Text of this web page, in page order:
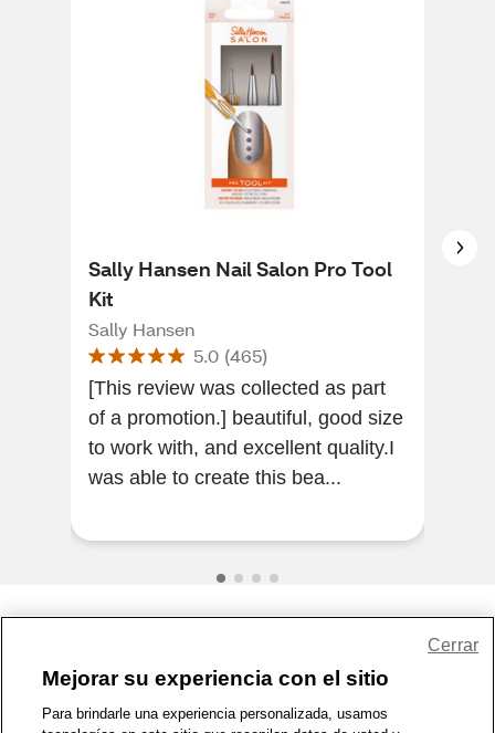
Sally Hansen Nail Salon Pro Tool
Kit
Sally Hansen
5.0 (465)
[This review was collected as part
of a promotion.] beautiful, good size
to work with, and excellent quality.I
was able to create this bea...
1-800-679-9691 | Contáctenos | Términos de Uso | Accesibilidad
Mejorar su experiencia con el sitio
Para brindarle una experiencia personalizada, usamos
Cerrar